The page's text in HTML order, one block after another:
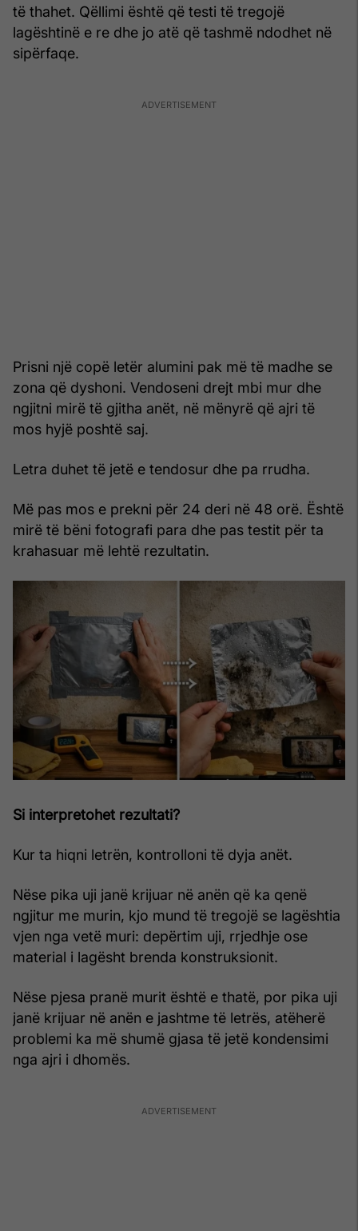
të thahet. Qëllimi është që testi të tregojë
lagështinë e re dhe jo atë që tashmë ndodhet në
sipërfaqe.
Prisni një copë letër alumini pak më të madhe se
zona që dyshoni. Vendoseni drejt mbi mur dhe
ngjitni mirë të gjitha anët, në mënyrë që ajri të
mos hyjë poshtë saj.
Letra duhet të jetë e tendosur dhe pa rrudha.
Më pas mos e prekni për 24 deri në 48 orë. Është
mirë të bëni fotografi para dhe pas testit për ta
krahasuar më lehtë rezultatin.
Si interpretohet rezultati?
Kur ta hiqni letrën, kontrolloni të dyja anët.
Nëse pika uji janë krijuar në anën që ka qenë
ngjitur me murin, kjo mund të tregojë se lagështia
vjen nga vetë muri: depërtim uji, rrjedhje ose
material i lagësht brenda konstruksionit.
Nëse pjesa pranë murit është e thatë, por pika uji
janë krijuar në anën e jashtme të letrës, atëherë
problemi ka më shumë gjasa të jetë kondensimi
nga ajri i dhomës.